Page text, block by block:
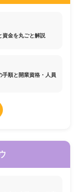
資金を丸ごと解説
手順と開業資格・人員